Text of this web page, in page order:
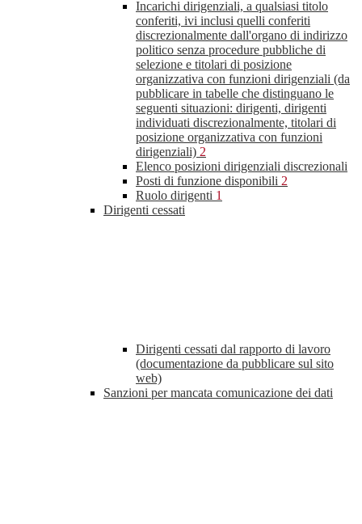
Incarichi dirigenziali, a qualsiasi titolo
conferiti, ivi inclusi quelli conferiti
discrezionalmente dall'organo di indirizzo
politico senza procedure pubbliche di
selezione e titolari di posizione
organizzativa con funzioni dirigenziali (da
pubblicare in tabelle che distinguano le
seguenti situazioni: dirigenti, dirigenti
individuati discrezionalmente, titolari di
posizione organizzativa con funzioni
dirigenziali) 2
Elenco posizioni dirigenziali discrezionali
Posti di funzione disponibili 2
Ruolo dirigenti 1
Dirigenti cessati
Dirigenti cessati dal rapporto di lavoro
(documentazione da pubblicare sul sito
web)
Sanzioni per mancata comunicazione dei dati